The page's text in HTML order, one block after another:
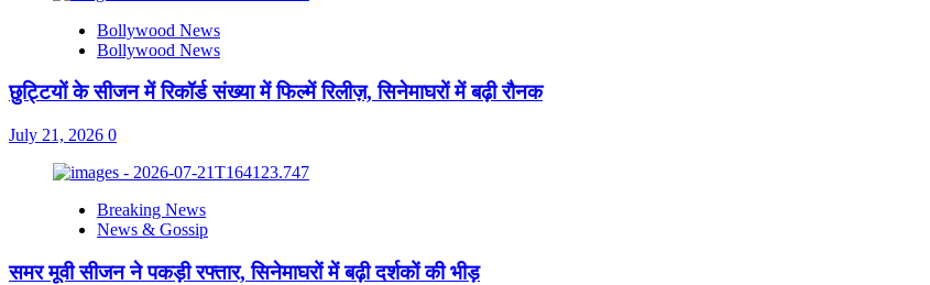
Bollywood News
Bollywood News
छुट्टियों के सीजन में रिकॉर्ड संख्या में फिल्में रिलीज़, सिनेमाघरों में बढ़ी रौनक
July 21, 2026 0
Breaking News
News & Gossip
समर मूवी सीजन ने पकड़ी रफ्तार, सिनेमाघरों में बढ़ी दर्शकों की भीड़